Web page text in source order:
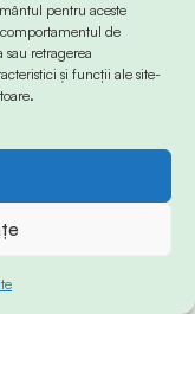
pentru aceste
de
sau retragerea
și funcții ale site-
sâmbătă